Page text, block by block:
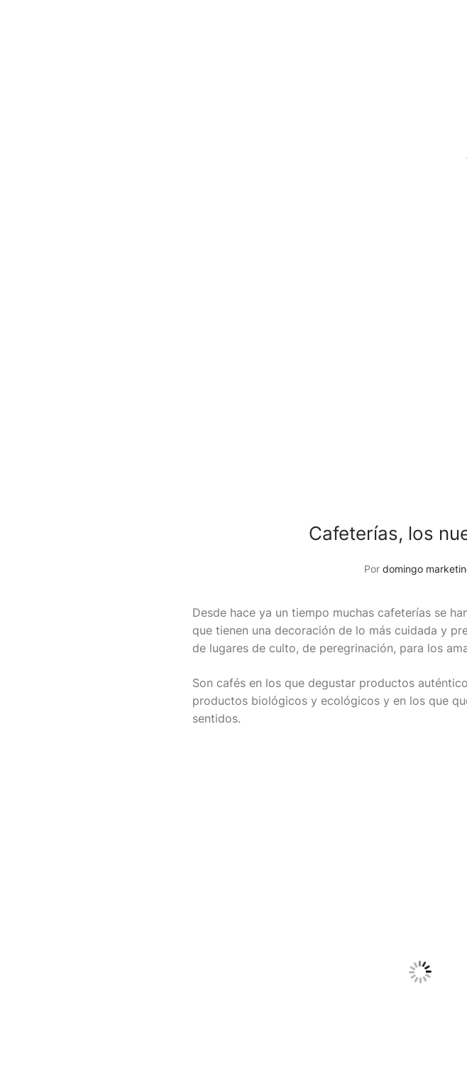
Cafeterías, los
Por domingo
Desde hace ya un tiempo muchas cafeterías se
que tienen una decoración de lo más cuidada y
de lugares de culto, de peregrinación, para los
Son cafés en los que degustar productos
productos biológicos y ecológicos y en los que
sentidos.